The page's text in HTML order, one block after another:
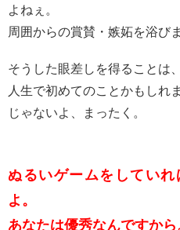
よねぇ。
周囲からの賞賛・嫉妬を浴びま
そうした眼差しを得ることは
人生で初めてのことかもしれ
じゃないよ、まったく。
ぬるいゲームをしてい
よ。
あなたは優秀なんですから